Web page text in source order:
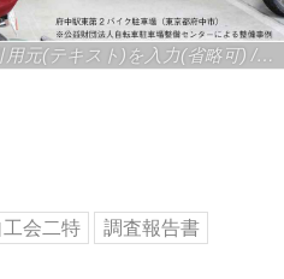
via text - ここをクリックして引用元(テキスト)を入力(省略可) / site.to.link.com - ここをクリックして引用元を入力(省略可)
工会二特
調査報告書